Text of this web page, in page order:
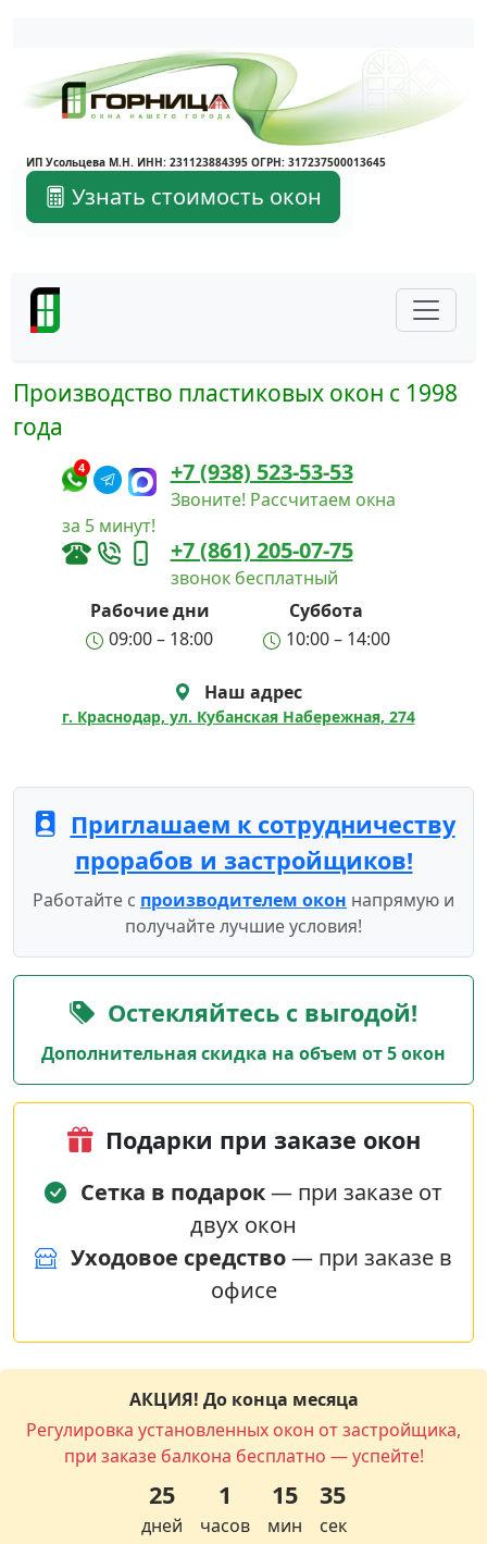
Написать в Telegram
ИП Усольцева М.Н. ИНН: 231123884395 ОГРН: 317237500013645
Узнать стоимость окон
Производство пластиковых окон с 1998
года
4 +7 (938) 523-53-53
Звоните! Рассчитаем окна
за 5 минут!
+7 (861) 205-07-75
звонок бесплатный
Рабочие дни
Суббота
09:00 – 18:00
10:00 – 14:00
Наш адрес
г. Краснодар, ул. Кубанская Набережная, 274
Приглашаем к сотрудничеству
прорабов и застройщиков!
Работайте с производителем окон напрямую и
получайте лучшие условия!
Остекляйтесь с выгодой!
Дополнительная скидка на объем от 5 окон
Подарки при заказе окон
Сетка в подарок— при заказе от
двух окон
Уходовое средство— при заказе в
офисе
АКЦИЯ! До конца месяца
Регулировка установленных окон от застройщика,
при заказе балкона бесплатно — успейте!
25
дней
1
часов
15
мин
34
сек